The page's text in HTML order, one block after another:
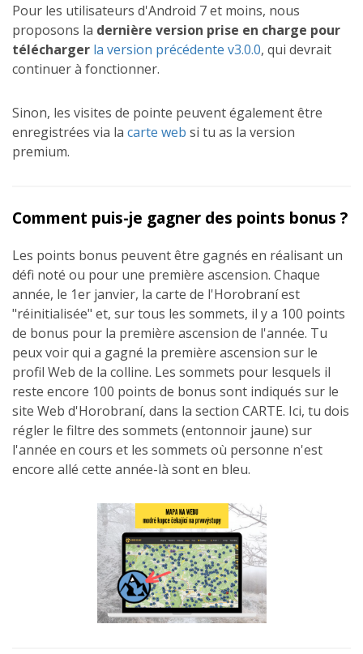
Pour les utilisateurs d'Android 7 et moins, nous
proposons la dernière version prise en charge pour
télécharger la version précédente v3.0.0, qui devrait
continuer à fonctionner.
Sinon, les visites de pointe peuvent également être
enregistrées via la carte web si tu as la version
premium.
Comment puis-je gagner des points bonus ?
Les points bonus peuvent être gagnés en réalisant un
défi noté ou pour une première ascension. Chaque
année, le 1er janvier, la carte de l'Horobraní est
"réinitialisée" et, sur tous les sommets, il y a 100 points
de bonus pour la première ascension de l'année. Tu
peux voir qui a gagné la première ascension sur le
profil Web de la colline. Les sommets pour lesquels il
reste encore 100 points de bonus sont indiqués sur le
site Web d'Horobraní, dans la section CARTE. Ici, tu dois
régler le filtre des sommets (entonnoir jaune) sur
l'année en cours et les sommets où personne n'est
encore allé cette année-là sont en bleu.